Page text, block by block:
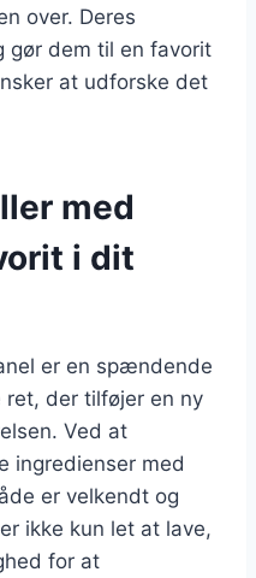
over. Deres
gør dem til en favorit
at udforske det
med
i dit
er en spændende
der tilføjer en ny
Ved at
ingredienser med
er velkendt og
ikke kun let at lave,
for at